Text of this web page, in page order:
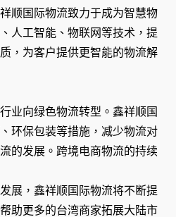
顺国际物流致力于成为智慧物
人工智能、物联网等技术，提
，为客户提供更智能的物流解
业向绿色物流转型。鑫祥顺国
环保包装等措施，减少物流对
的发展。跨境电商物流的持续
展，鑫祥顺国际物流将不断提
助更多的台湾商家拓展大陆市